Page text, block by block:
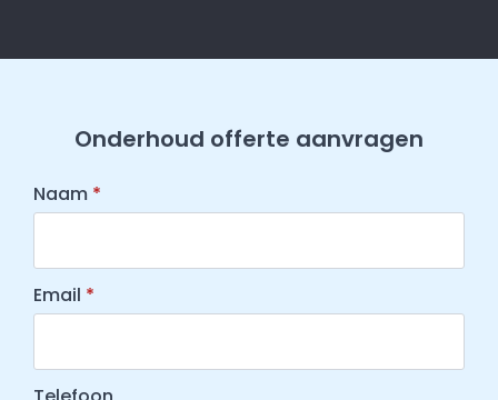
Onderhoud offerte aanvragen
Naam *
Email *